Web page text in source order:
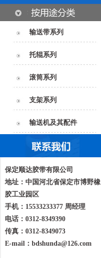
输送带系列
托辊系列
滚筒系列
支架系列
输送机及其配件
保定顺达胶带有限公司
地址：中国河北省保定市博野橡
胶工业园区
手机：15533233377 周经理
电话：0312-8349390
传真：0312-8349073
E-mail：bdshunda@126.com